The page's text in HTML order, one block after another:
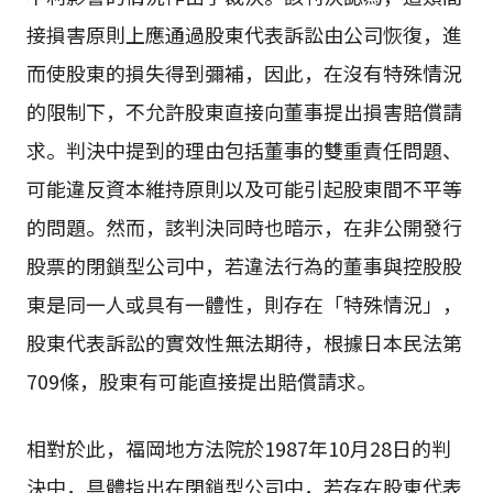
接損害原則上應通過股東代表訴訟由公司恢復，進
而使股東的損失得到彌補，因此，在沒有特殊情況
的限制下，不允許股東直接向董事提出損害賠償請
求。判決中提到的理由包括董事的雙重責任問題、
可能違反資本維持原則以及可能引起股東間不平等
的問題。然而，該判決同時也暗示，在非公開發行
股票的閉鎖型公司中，若違法行為的董事與控股股
東是同一人或具有一體性，則存在「特殊情況」，
股東代表訴訟的實效性無法期待，根據日本民法第
709條，股東有可能直接提出賠償請求。
相對於此，福岡地方法院於1987年10月28日的判
決中，具體指出在閉鎖型公司中，若存在股東代表